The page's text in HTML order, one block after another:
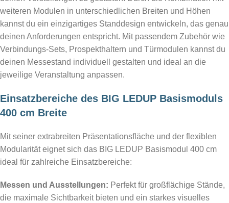
weiteren Modulen in unterschiedlichen Breiten und Höhen
kannst du ein einzigartiges Standdesign entwickeln, das genau
deinen Anforderungen entspricht. Mit passendem Zubehör wie
Verbindungs-Sets, Prospekthaltern und Türmodulen kannst du
deinen Messestand individuell gestalten und ideal an die
jeweilige Veranstaltung anpassen.
Einsatzbereiche des BIG LEDUP Basismoduls
400 cm Breite
Mit seiner extrabreiten Präsentationsfläche und der flexiblen
Modularität eignet sich das BIG LEDUP Basismodul 400 cm
ideal für zahlreiche Einsatzbereiche:
Messen und Ausstellungen: Perfekt für großflächige Stände,
die maximale Sichtbarkeit bieten und ein starkes visuelles